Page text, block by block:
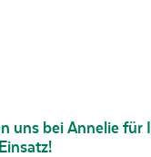
uns bei Annelie für